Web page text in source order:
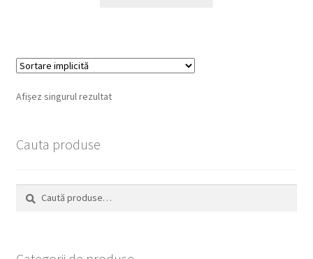
Afișez singurul rezultat
Cauta produse
Caută
după:
Caută